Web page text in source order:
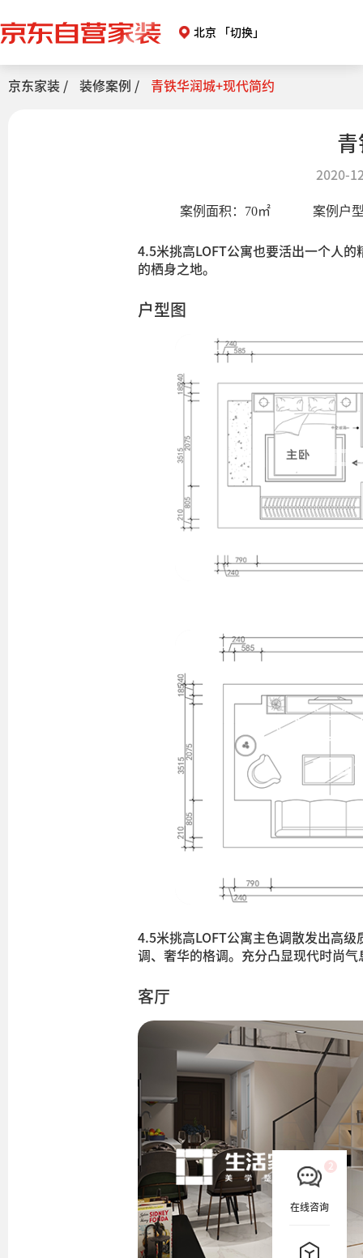
北京 「切换」
在线咨询
京东家装 / 装修案例 / 青铁华润城+现代简约
青
2020-
案例面积： 70㎡ 案例户
4.5米挑高LOFT公寓也要活出一个人
的栖身之地。
户型图
4.5米挑高LOFT公寓主色调散发出高
调、奢华的格调。充分凸显现代时尚气
客厅